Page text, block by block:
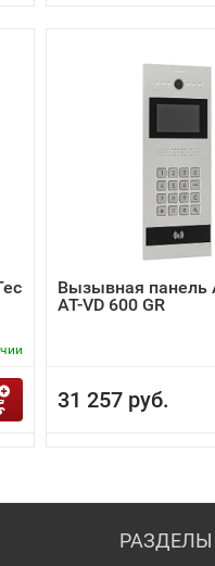
Вызывная панель
AT-VD 600 GR
31 257 руб.
РАЗДЕЛЫ